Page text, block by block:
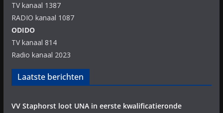
TV kanaal 1387
RADIO kanaal 1087
ODIDO
TV kanaal 814
Radio kanaal 2023
Laatste berichten
VV Staphorst loot UNA in eerste kwalificatieronde